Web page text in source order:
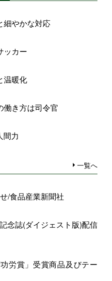
細やかな対応
ッカー
温暖化
働き方は司令官
間力
一覧へ
/食品産業新聞社
念誌(ダイジェスト版)配信
労賞」受賞商品及びテー